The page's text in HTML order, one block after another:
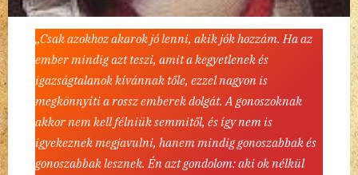
„Csak azokhoz akarok jó lenni, akik jók hozzám. Ha az
ember mindig azt teszi, amit a kegyetlenek és
igazságtalanok kívánnak tőle, ezzel nagyon is
megkönnyíti a rossz emberek dolgát. A gonoszoknak
akkor nem kell félniük semmitől, és így nem is
igyekeznek megjavulni, hanem mindig gonoszabbak és
gonoszabbak lesznek. Én azt gondolom: aki ok nélkül